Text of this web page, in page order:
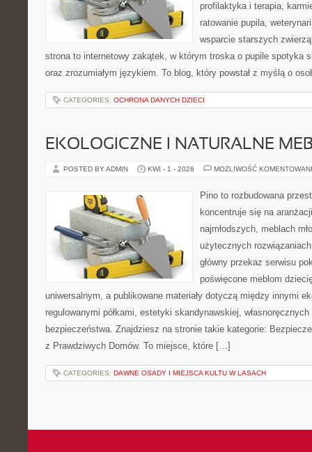
profilaktyka i terapia,
ratowanie pupila,
wsparcie starszych
strona to internetowy zakątek, w którym troska o pupile spotyka
oraz zrozumiałym językiem. To blog, który powstał z myślą o
CATEGORIES: OCHRONA DANYCH DZIECI
EKOLOGICZNE I NATURALNE
POSTED BY ADMIN KWI - 1 - 2026 MOŻLIWOŚĆ
Pino to rozbudowana
koncentruje się na
najmłodszych, meblach
użytecznych
główny przekaz serwisu
poświęcone meblom
uniwersalnym, a publikowane materiały dotyczą między innymi
regulowanymi półkami, estetyki skandynawskiej,
bezpieczeństwa. Znajdziesz na stronie takie kategorie:
z Prawdziwych Domów. To miejsce, które […]
CATEGORIES: DAWNE OSADY I MIEJSCA KULTU W LASACH